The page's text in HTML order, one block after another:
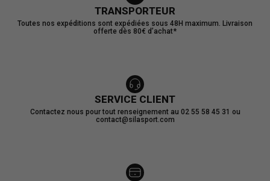
TRANSPORTEUR
Toutes nos expéditions sont expédiées sous 48H maximum. Livraison
offerte dès 80€ d’achat*
SERVICE CLIENT
Contactez nous pour tout renseignement au 02 55 58 45 31 ou
contact@silasport.com